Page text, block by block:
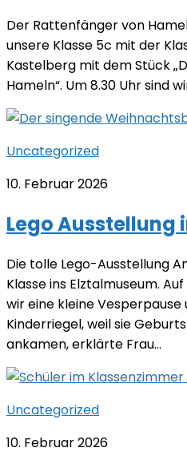
Der Rattenfänger von
unsere Klasse 5c mit der
Kastelberg mit dem Stück
Hameln“. Um 8.30 Uhr sind
Uncategorized
10. Februar 2026
Lego Ausstellung
Die tolle Lego-Ausstellung
Klasse ins Elztalmuseum.
wir eine kleine
Kinderriegel, weil sie
ankamen, erklärte Frau...
Uncategorized
10. Februar 2026